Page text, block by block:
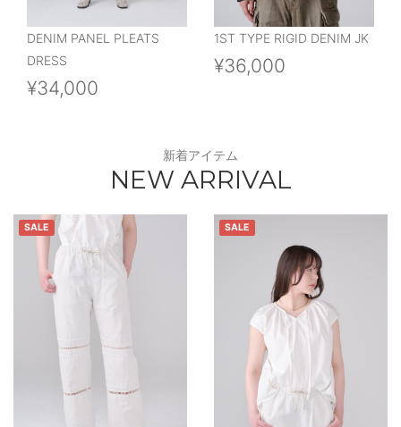
DENIM PANEL PLEATS
DRESS
¥34,000
1ST TYPE RIGID DENIM JK
¥36,000
新着アイテム
NEW ARRIVAL
SALE SALE